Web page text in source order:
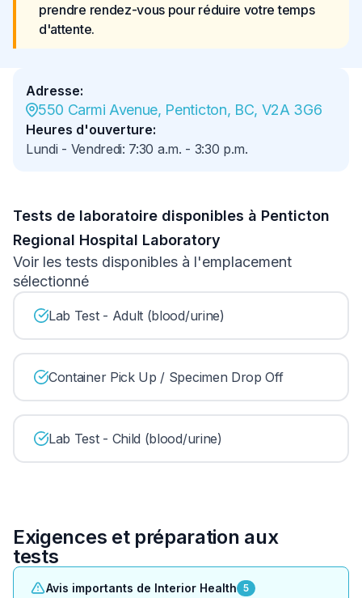
prendre rendez-vous pour réduire votre temps
d'attente.
Adresse:
550 Carmi Avenue, Penticton, BC, V2A 3G6
Heures d'ouverture:
Lundi - Vendredi: 7:30 a.m. - 3:30 p.m.
Tests de laboratoire disponibles à Penticton
Regional Hospital Laboratory
Voir les tests disponibles à l'emplacement
sélectionné
Lab Test - Adult (blood/urine)
Container Pick Up / Specimen Drop Off
Lab Test - Child (blood/urine)
Exigences et préparation aux
tests
Avis importants de Interior Health 5